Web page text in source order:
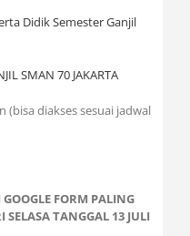
Didik Semester Ganjil
SMAN 70 JAKARTA
diakses sesuai jadwal
FORM PALING
TANGGAL 13 JULI